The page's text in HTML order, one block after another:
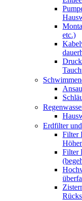
etc.)
Erdfilter
Filter
Filter